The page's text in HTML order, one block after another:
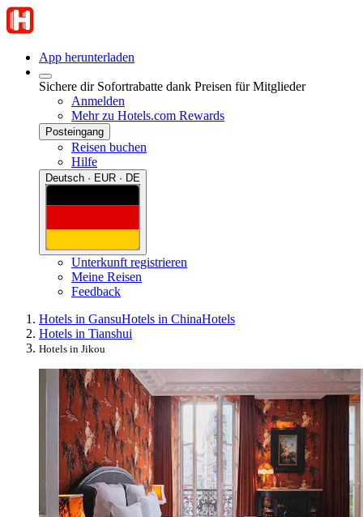
App herunterladen
Sichere dir Sofortrabatte dank Preisen für Mitglieder
Anmelden
Mehr zu Hotels.com Rewards
Posteingang
Reisen buchen
Hilfe
Deutsch · EUR · DE
Unterkunft registrieren
Meine Reisen
Feedback
Hotels in GansuHotels in ChinaHotels
Hotels in Tianshui
Hotels in Jikou